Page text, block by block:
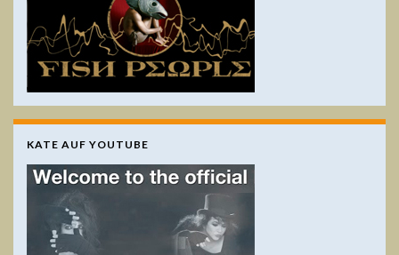
KATE AUF YOUTUBE